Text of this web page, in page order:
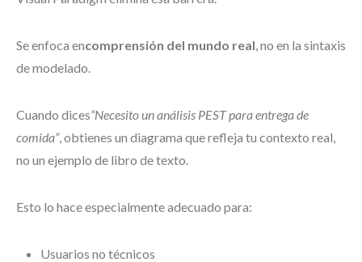
Se enfoca encomprensión del mundo real, no en la sintaxis
de modelado.
Cuando dices“Necesito un análisis PEST para entrega de
comida”, obtienes un diagrama que refleja tu contexto real,
no un ejemplo de libro de texto.
Esto lo hace especialmente adecuado para:
Usuarios no técnicos